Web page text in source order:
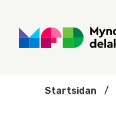
Startsidan /